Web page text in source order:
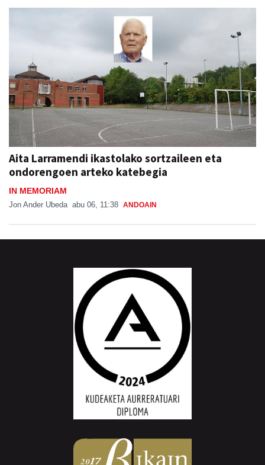
Aita Larramendi ikastolako sortzaileen eta
ondorengoen arteko katebegia
IN MEMORIAM
Jon Ander Ubeda abu 06, 11:38 ANDOAIN